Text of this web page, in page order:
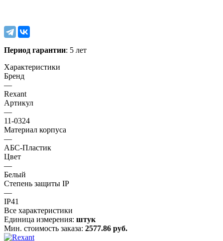
Период гарантии: 5 лет
Характеристики
Бренд
—
Rexant
Артикул
—
11-0324
Материал корпуса
—
АБС-Пластик
Цвет
—
Белый
Степень защиты IP
—
IP41
Все характеристики
Единица измерения: штук
Мин. стоимость заказа: 2577.86 руб.